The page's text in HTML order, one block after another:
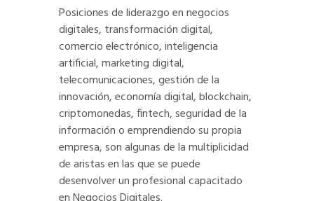
Posiciones de liderazgo en negocios
digitales, transformación digital,
comercio electrónico, inteligencia
artificial, marketing digital,
telecomunicaciones, gestión de la
innovación, economía digital, blockchain,
criptomonedas, fintech, seguridad de la
información o emprendiendo su propia
empresa, son algunas de la multiplicidad
de aristas en las que se puede
desenvolver un profesional capacitado